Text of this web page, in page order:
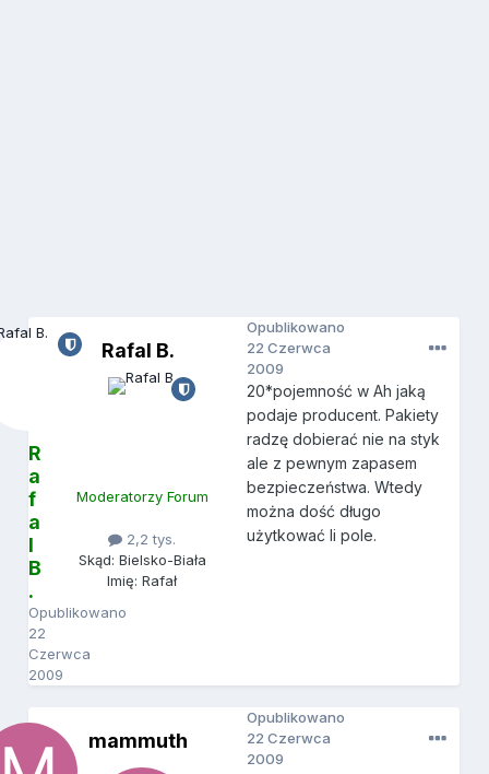
R
a
f
a
l
B
.
Opublikowano
22
Czerwca
2009
Rafal B.
Moderatorzy Forum
2,2 tys.
Skąd: Bielsko-Biała
Imię: Rafał
Opublikowano
22 Czerwca
2009
20*pojemność w Ah jaką
podaje producent. Pakiety
radzę dobierać nie na styk
ale z pewnym zapasem
bezpieczeństwa. Wtedy
można dość długo
użytkować li pole.
mammuth
Opublikowano
22 Czerwca
2009